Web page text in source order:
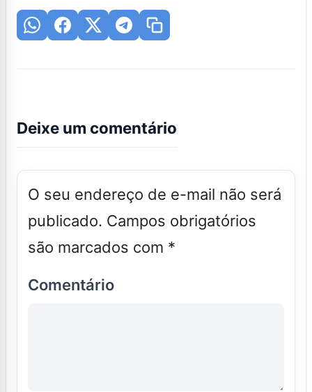
Deixe um comentário
O seu endereço de e-mail não será
publicado. Campos obrigatórios
são marcados com *
Comentário